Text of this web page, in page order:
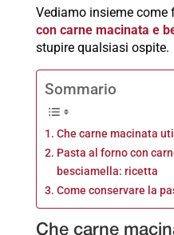
Vediamo insieme come
con carne macinata e
stupire qualsiasi ospite.
Sommario
Che carne macinata
Pasta al forno con
besciamella: ricetta
Come conservare la
Che carne